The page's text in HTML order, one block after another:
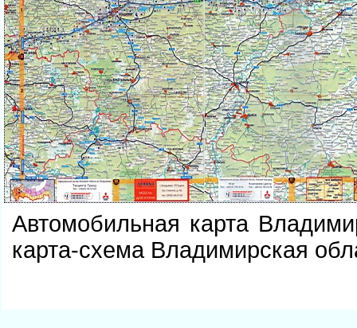
Автомобильная карта
карта-схема Владимирская